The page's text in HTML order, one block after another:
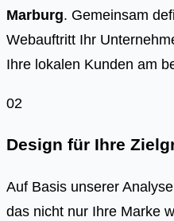
Marburg. Gemeinsam
Webauftritt Ihr
Ihre lokalen Kunden am
02
Design für Ihre
Auf Basis unserer
das nicht nur Ihre Marke